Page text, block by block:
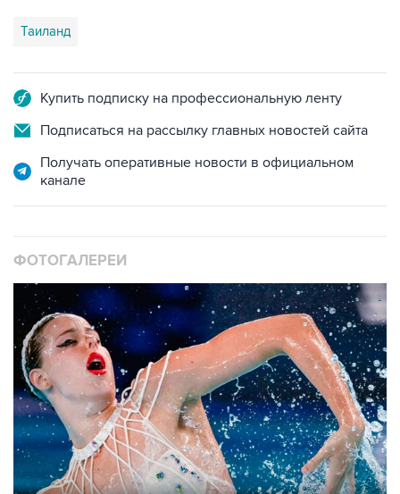
Таиланд
Купить подписку на профессиональную ленту
Подписаться на рассылку главных новостей сайта
Получать оперативные новости в официальном
канале
ФОТОГАЛЕРЕИ